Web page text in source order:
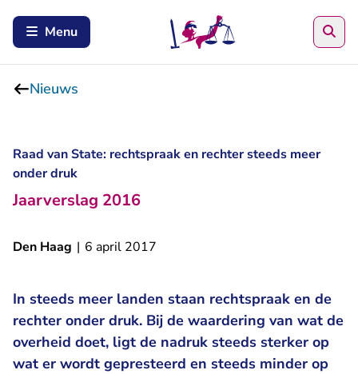
Menu
Nieuws
Raad van State: rechtspraak en rechter steeds meer
onder druk
Jaarverslag 2016
Den Haag | 6 april 2017
In steeds meer landen staan rechtspraak en de
rechter onder druk. Bij de waardering van wat de
overheid doet, ligt de nadruk steeds sterker op
wat er wordt gepresteerd en steeds minder op